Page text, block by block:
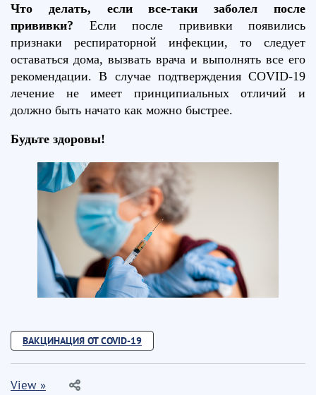
Что делать, если все-таки заболел после
прививки?
Если после прививки появились
признаки респираторной инфекции, то следует
оставаться дома, вызвать врача и выполнять все его
рекомендации. В случае подтверждения COVID-19
лечение не имеет принципиальных отличий и
должно быть начато как можно быстрее.
Будьте здоровы!
ВАКЦИНАЦИЯ ОТ COVID-19
View »